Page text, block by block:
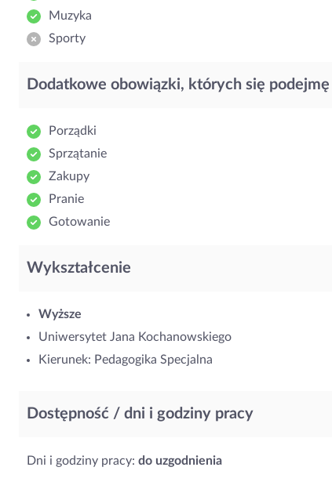
Muzyka
Sporty
Dodatkowe obowiązki, których się podejmę
Porządki
Sprzątanie
Zakupy
Pranie
Gotowanie
Wykształcenie
Wyższe
Uniwersytet Jana Kochanowskiego
Kierunek: Pedagogika Specjalna
Dostępność / dni i godziny pracy
Dni i godziny pracy: do uzgodnienia